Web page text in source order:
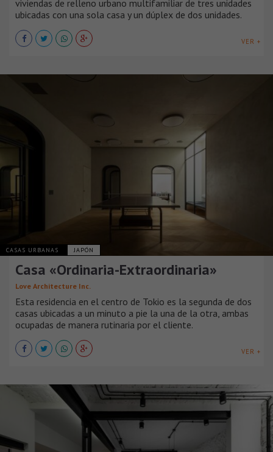
viviendas de relleno urbano multifamiliar de tres unidades
ubicadas con una sola casa y un dúplex de dos unidades.
VER +
CASAS URBANAS JAPÓN
Casa «Ordinaria-Extraordinaria»
Love Architecture Inc.
Esta residencia en el centro de Tokio es la segunda de dos
casas ubicadas a un minuto a pie la una de la otra, ambas
ocupadas de manera rutinaria por el cliente.
VER +